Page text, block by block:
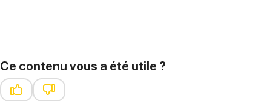
Ce contenu vous a été utile ?